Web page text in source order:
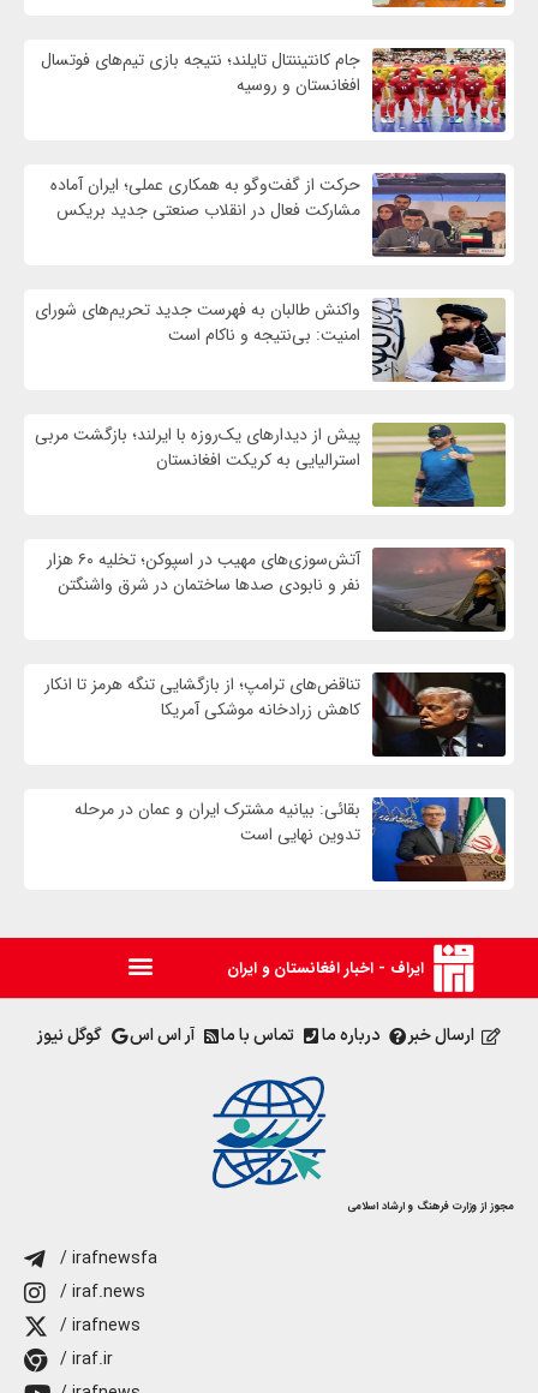
جام کانتیننتال تایلند؛ نتیجه بازی تیم‌های فوتسال
افغانستان و روسیه
حرکت از گفت‌وگو به همکاری عملی؛ ایران آماده
مشارکت فعال در انقلاب صنعتی جدید بریکس
واكنش طالبان به فهرست جدید تحریم‌های شورای
امنیت: بی‌نتیجه و ناکام است
پیش از دیدارهای یک‌روزه با ایرلند؛ بازگشت مربی
استرالیایی به کریکت افغانستان
آتش‌سوزی‌های مهیب در اسپوکن؛ تخلیه ۶۰ هزار
نفر و نابودی صدها ساختمان در شرق واشنگتن
تناقض‌های ترامپ؛ از بازگشایی تنگه هرمز تا انکار
کاهش زرادخانه موشکی آمریکا
بقائی: بیانیه مشترک ایران و عمان در مرحله
تدوین نهایی است
ایراف - اخبار افغانستان و ایران
ارسال خبر درباره ما تماس با ما آر اس اس گوگل نیوز
مجوز از وزارت فرهنگ و ارشاد اسلامی
/ irafnewsfa
/ iraf.news
/ irafnews
/ iraf.ir